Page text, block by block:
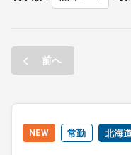
お問合せ
前へ
NEW 常勤 北海